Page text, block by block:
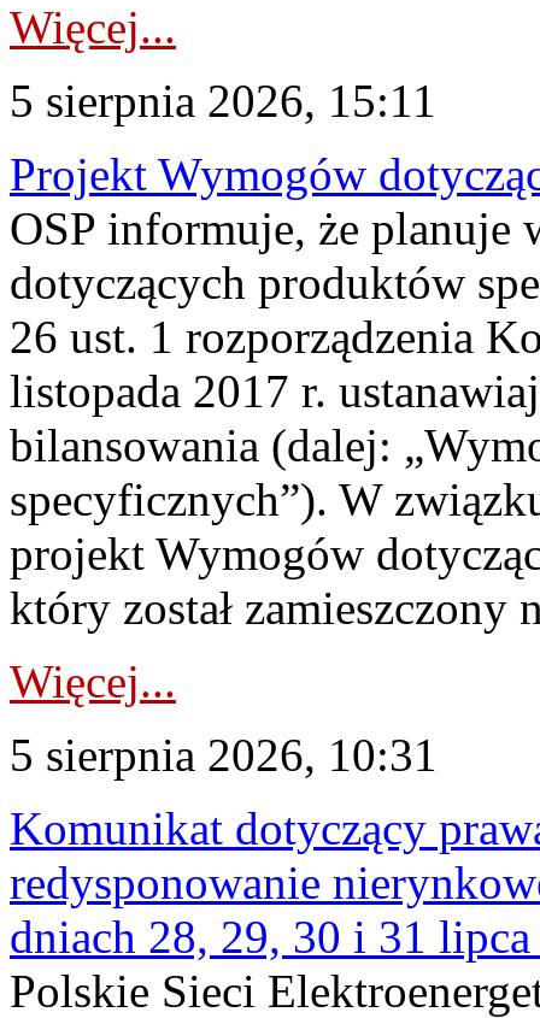
Więcej...
5 sierpnia 2026, 15:11
Projekt Wymogów
OSP informuje, że planuje
dotyczących produktów
26 ust. 1 rozporządzenia
listopada 2017 r.
bilansowania (dalej:
specyficznych”). W
projekt Wymogów
który został zamieszczony
Więcej...
5 sierpnia 2026, 10:31
Komunikat dotyczący
redysponowanie
dniach 28, 29, 30 i 31
Polskie Sieci